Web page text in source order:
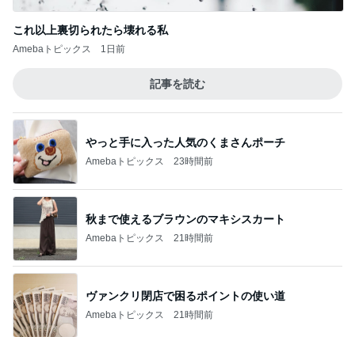
これ以上裏切られたら壊れる私
Amebaトピックス 1日前
記事を読む
やっと手に入った人気のくまさんポーチ
Amebaトピックス 23時間前
秋まで使えるブラウンのマキシスカート
Amebaトピックス 21時間前
ヴァンクリ閉店で困るポイントの使い道
Amebaトピックス 21時間前